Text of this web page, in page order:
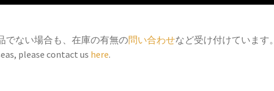
でない場合も、在庫の有無の問い合わせなど受け付けています。
please contact us here.